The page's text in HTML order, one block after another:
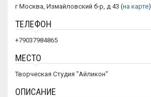
г Москва, Измайловский б-р, д 43 (на карте)
ТЕЛЕФОН
+79037984865
МЕСТО
Творческая Студия "Айликон"
ОПИСАНИЕ